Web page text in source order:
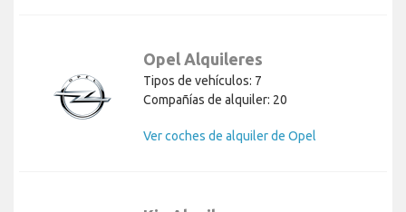
Opel Alquileres
Tipos de vehículos: 7
Compañías de alquiler: 20
Ver coches de alquiler de Opel